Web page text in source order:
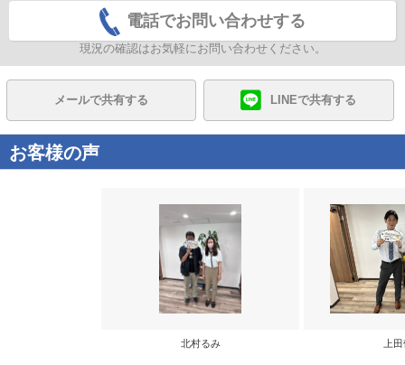
電話でお問い合わせする
現況の確認はお気軽にお問い合わせください。
メールで共有する LINEで共有する
お客様の声
北村るみ 上